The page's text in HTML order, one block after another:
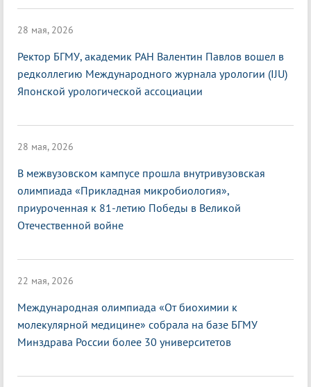
28 мая, 2026
Ректор БГМУ, академик РАН Валентин Павлов вошел в
редколлегию Международного журнала урологии (IJU)
Японской урологической ассоциации
28 мая, 2026
В межвузовском кампусе прошла внутривузовская
олимпиада «Прикладная микробиология»,
приуроченная к 81-летию Победы в Великой
Отечественной войне
22 мая, 2026
Международная олимпиада «От биохимии к
молекулярной медицине» собрала на базе БГМУ
Минздрава России более 30 университетов